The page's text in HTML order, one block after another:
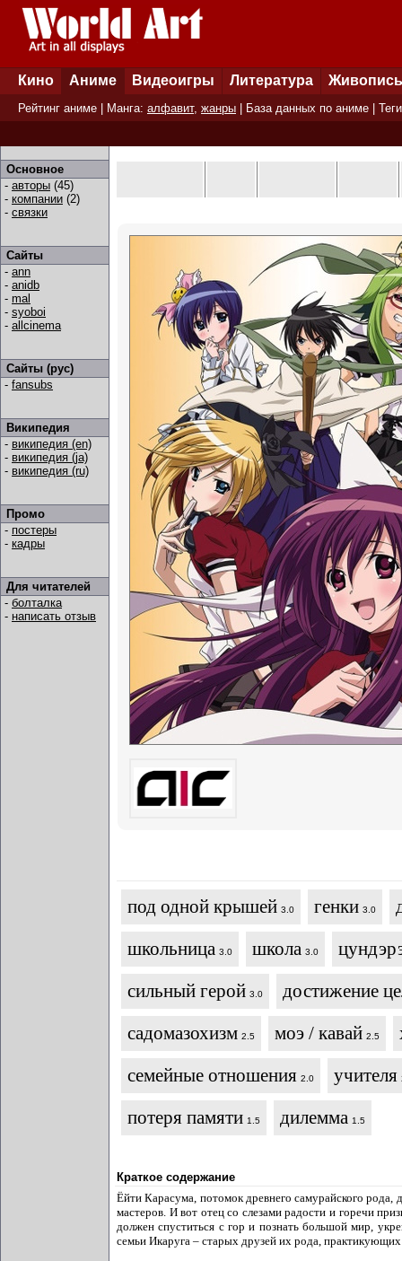
Кино Аниме Видеоигры Литература Живопись
Рейтинг аниме | Манга: алфавит, жанры База данных по аниме Теги
Основное
- авторы (45)
- компании (2)
- связки
Сайты
- ann
- anidb
- mal
- syoboi
- allcinema
Сайты (рус)
- fansubs
Википедия
- википедия (en)
- википедия (ja)
- википедия (ru)
Промо
- постеры
- кадры
Для читателей
- болталка
- написать отзыв
под одной крышей 3.0 генки 3.0
школьница 3.0 школа 3.0
сильный герой 3.0
достижение
садомазохизм 2.5 моэ / кавай 2.5
семейные отношения 2.0 учителя
потеря памяти 1.5 дилемма 1.5
Краткое содержание
Ёйти Карасума, потомок древнего самурайского рода,
мастеров. И вот отец со слезами радости и горечи
должен спуститься с гор и познать большой мир,
семьи Икаруга – старых друзей их рода,